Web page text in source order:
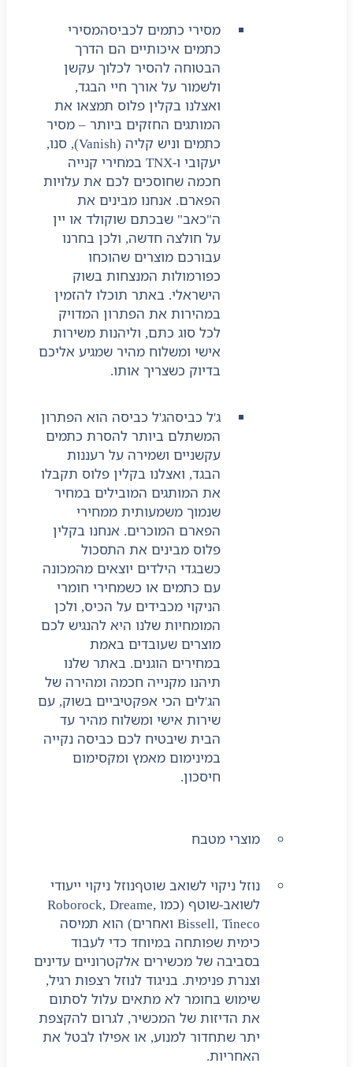
מסירי כתמים לכביסהמסירי
כתמים איכותיים הם הדרך
הבטוחה להסיר לכלוך עקשן
ולשמור על אורך חיי הבגד,
ואצלנו בקלין פלוס תמצאו את
המותגים החזקים ביותר – מסיר
כתמים וניש קליה (Vanish), סנו,
יעקובי ו-TNX במחירי קנייה
חכמה שחוסכים לכם את עלויות
הפארם. אנחנו מבינים את
ה"כאב" שבכתם שוקולד או יין
על חולצה חדשה, ולכן בחרנו
עבורכם מוצרים שהוכחו
כפורמולות המנצחות בשוק
הישראלי. באתר תוכלו להזמין
במהירות את הפתרון המדויק
לכל סוג כתם, וליהנות משירות
אישי ומשלוח מהיר שמגיע אליכם
בדיוק כשצריך אותו.
ג'ל כביסהג'ל כביסה הוא הפתרון
המשתלם ביותר להסרת כתמים
עקשניים ושמירה על רעננות
הבגד, ואצלנו בקלין פלוס תקבלו
את המותגים המובילים במחיר
שנמוך משמעותית ממחירי
הפארם המוכרים. אנחנו בקלין
פלוס מבינים את התסכול
כשבגדי הילדים יוצאים מהמכונה
עם כתמים או כשמחירי חומרי
הניקוי מכבידים על הכיס, ולכן
המומחיות שלנו היא להנגיש לכם
מוצרים שעובדים באמת
במחירים הוגנים. באתר שלנו
תיהנו מקנייה חכמה ומהירה של
הג'לים הכי אפקטיביים בשוק, עם
שירות אישי ומשלוח מהיר עד
הבית שיבטיח לכם כביסה נקייה
במינימום מאמץ ומקסימום
חיסכון.
מוצרי מטבח
נוזל ניקוי לשואב שוטףנוזל ניקוי ייעודי
לשואב-שוטף (כמו Roborock, Dreame,
Bissell, Tineco ואחרים) הוא תמיסה
כימית שפותחה במיוחד כדי לעבוד
בסביבה של מכשירים אלקטרוניים עדינים
וצנרת פנימית. בניגוד לנוזל רצפות רגיל,
שימוש בחומר לא מתאים עלול לסתום
את הדיזות של המכשיר, לגרום להקצפת
יתר שתחדור למנוע, או אפילו לבטל את
האחריות.